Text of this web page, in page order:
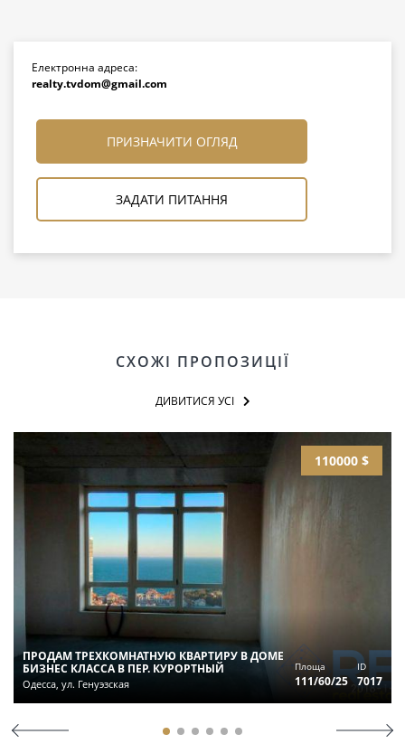
Електронна адреса:
realty.tvdom@gmail.com
ПРИЗНАЧИТИ ОГЛЯД
ЗАДАТИ ПИТАННЯ
СХОЖІ ПРОПОЗИЦІЇ
ДИВИТИСЯ УСІ
110000 $
ПРОДАМ ТРЕХКОМНАТНУЮ КВАРТИРУ В ДОМЕ
БИЗНЕС КЛАССА В ПЕР. КУРОРТНЫЙ
Одесса, ул. Генуэзская
Площа
111/60/25
ID
7017